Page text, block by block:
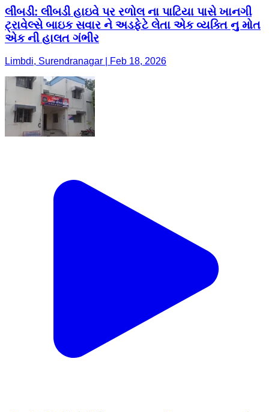
લીંબડી: લીંબડી હાઇવે પર રળોલ ના પાટિયા પાસે ખાનગી
ટ્રાવેલ્સે બાઇક સવાર ને અડફેટે લેતા એક વ્યક્તિ નુ મોત
એક ની હાલત ગંભીર
Limbdi, Surendranagar | Feb 18, 2026